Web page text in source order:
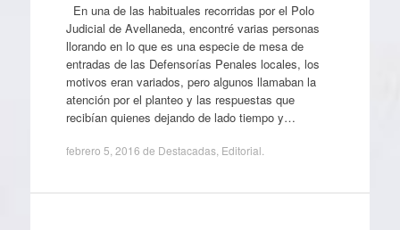
En una de las habituales recorridas por el Polo
Judicial de Avellaneda, encontré varias personas
llorando en lo que es una especie de mesa de
entradas de las Defensorías Penales locales, los
motivos eran variados, pero algunos llamaban la
atención por el planteo y las respuestas que
recibían quienes dejando de lado tiempo y…
febrero 5, 2016 de Destacadas, Editorial